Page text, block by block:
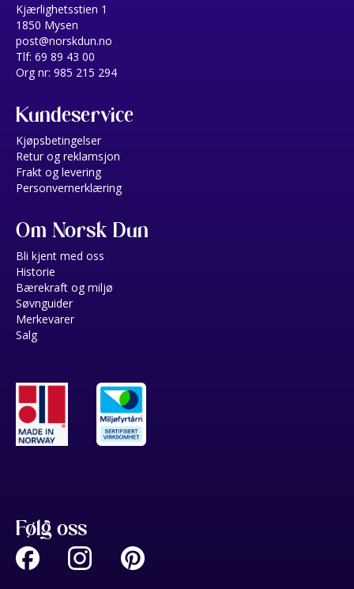
Kjærlighetsstien 1
1850 Mysen
post@norskdun.no
Tlf: 69 89 43 00
Org nr: 985 215 294
Kundeservice
Kjøpsbetingelser
Retur og reklamsjon
Frakt og levering
Personvernerklæring
Om Norsk Dun
Bli kjent med oss
Historie
Bærekraft og miljø
Søvnguider
Merkevarer
Salg
Følg oss